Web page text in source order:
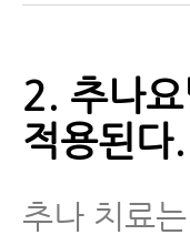
2. 추나
적용된다.
추나 치료